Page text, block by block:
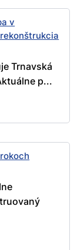
v
Trnavská
p...